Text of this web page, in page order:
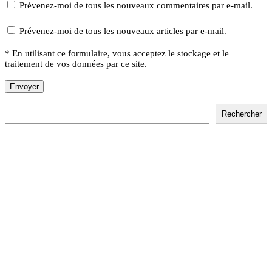
Prévenez-moi de tous les nouveaux commentaires par e-mail.
Prévenez-moi de tous les nouveaux articles par e-mail.
* En utilisant ce formulaire, vous acceptez le stockage et le
traitement de vos données par ce site.
Rechercher